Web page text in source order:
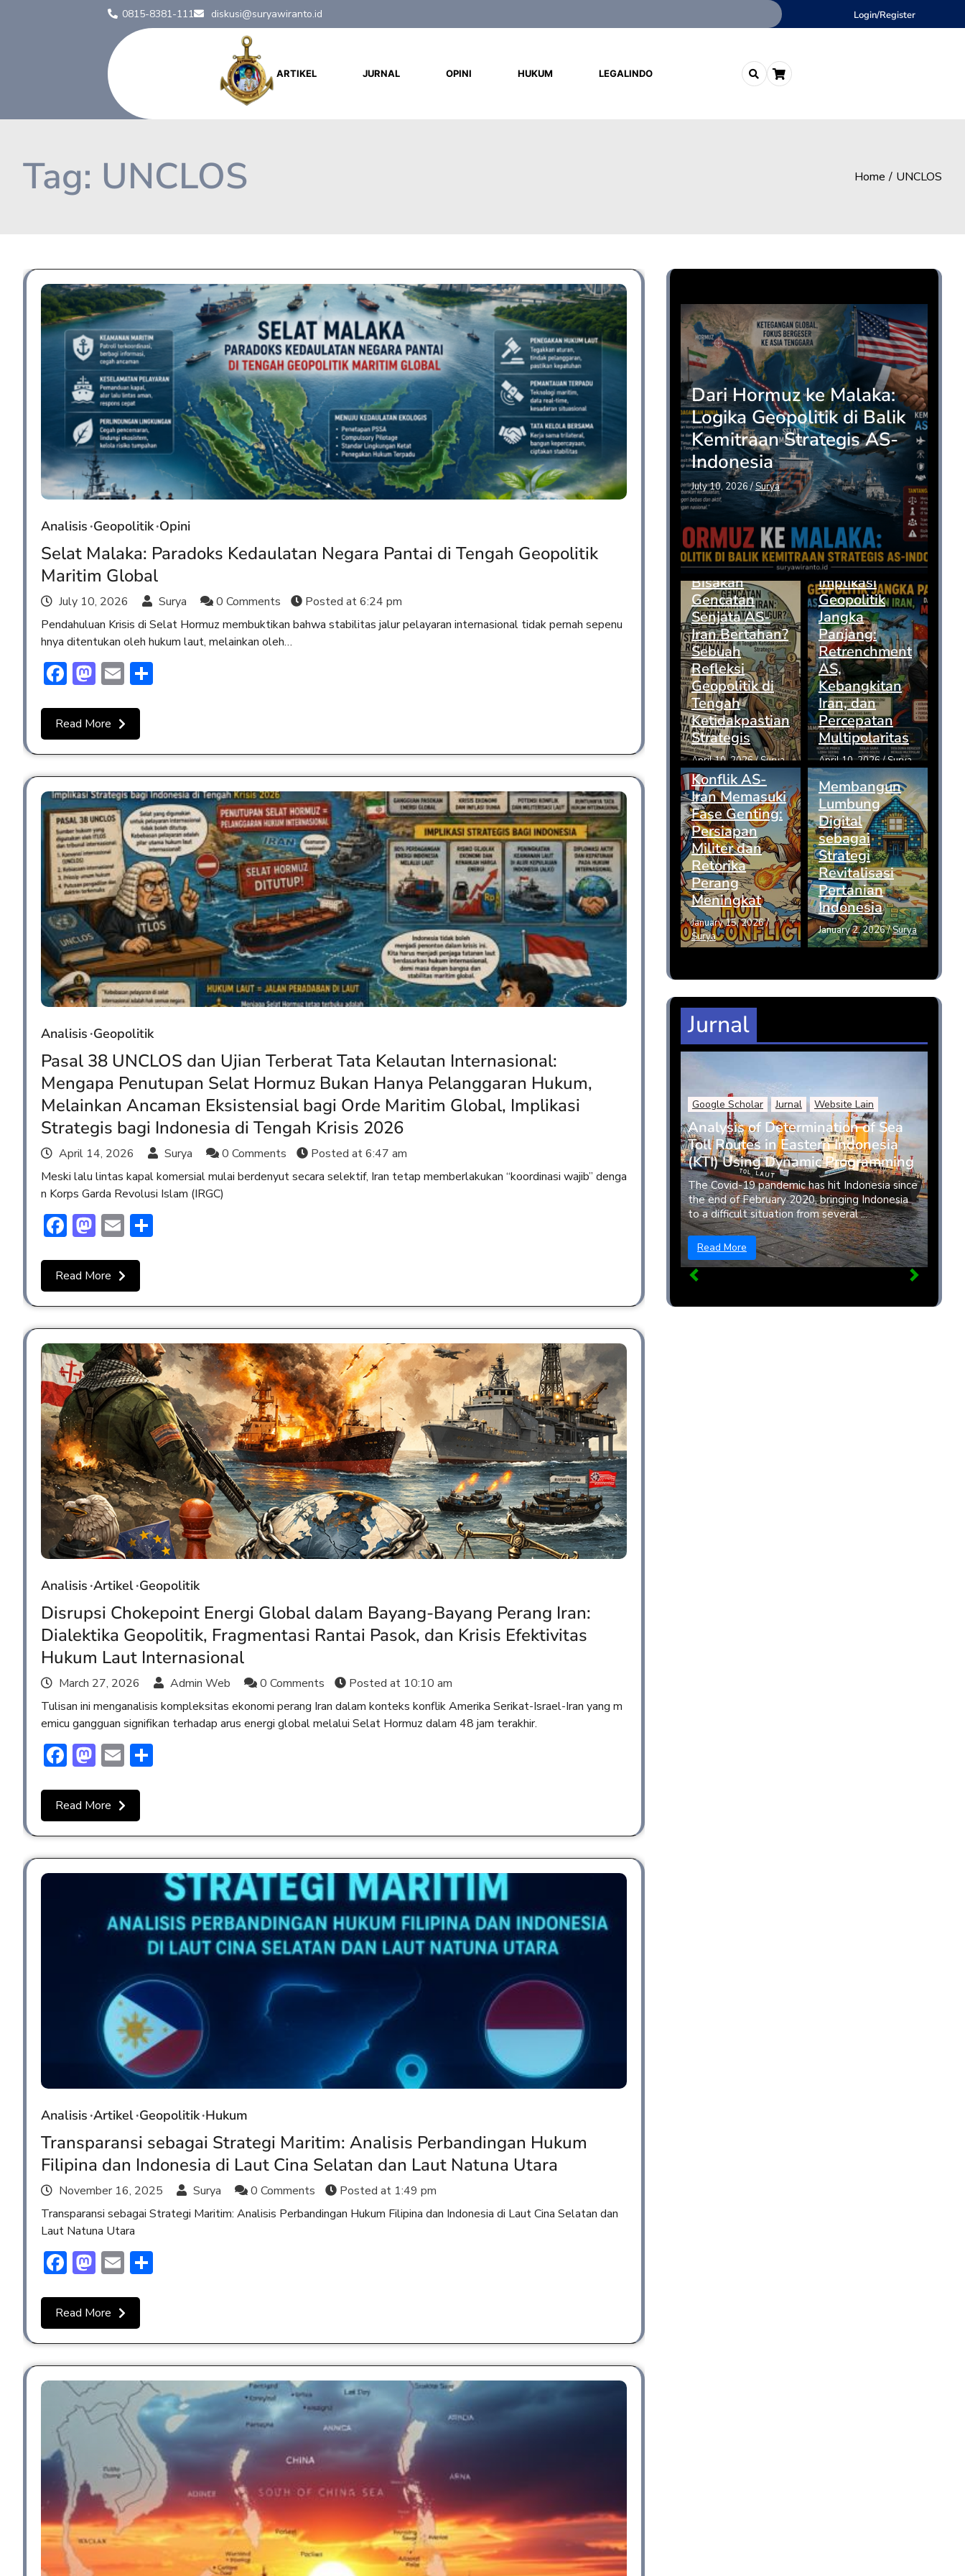
0815-8381-111 diskusi@suryawiranto.id Login/Register
ARTIKEL JURNAL OPINI HUKUM LEGALINDO
Tag: UNCLOS Home UNCLOS
Analisis Geopolitik Opini
Selat Malaka: Paradoks Kedaulatan Negara Pantai di Tengah Geopolitik
Maritim Global
July 10, 2026 Surya 0 Comments Posted at6:24 pm
Pendahuluan Krisis di Selat Hormuz membuktikan bahwa stabilitas jalur pelayaran internasional tidak pernah sepenu
hnya ditentukan oleh hukum laut, melainkan oleh…
Facebook
Mastodon
Email
Read More
Analisis Geopolitik
Pasal 38 UNCLOS dan Ujian Terberat Tata Kelautan Internasional:
Mengapa Penutupan Selat Hormuz Bukan Hanya Pelanggaran Hukum,
Melainkan Ancaman Eksistensial bagi Orde Maritim Global, Implikasi
Strategis bagi Indonesia di Tengah Krisis 2026
April 14, 2026 Surya 0 Comments Posted at6:47 am
Meski lalu lintas kapal komersial mulai berdenyut secara selektif, Iran tetap memberlakukan “koordinasi wajib” denga
n Korps Garda Revolusi Islam (IRGC)
Facebook
Mastodon
Email
Read More
Analisis Artikel Geopolitik
Disrupsi Chokepoint Energi Global dalam Bayang-Bayang Perang Iran:
Dialektika Geopolitik, Fragmentasi Rantai Pasok, dan Krisis Efektivitas
Hukum Laut Internasional
March 27, 2026 Admin Web 0 Comments Posted at 10:10 am
Tulisan ini menganalisis kompleksitas ekonomi perang Iran dalam konteks konflik Amerika Serikat-Israel-Iran yang m
emicu gangguan signifikan terhadap arus energi global melalui Selat Hormuz dalam 48 jam terakhir.
Facebook
Mastodon
Email
Read More
Analisis Artikel Geopolitik Hukum
Transparansi sebagai Strategi Maritim: Analisis Perbandingan Hukum
Filipina dan Indonesia di Laut Cina Selatan dan Laut Natuna Utara
November 16, 2025 Surya 0 Comments Posted at 1:49 pm
Transparansi sebagai Strategi Maritim: Analisis Perbandingan Hukum Filipina dan Indonesia di Laut Cina Selatan dan
Laut Natuna Utara
Facebook
Mastodon
Email
Read More
Dari Hormuz ke Malaka:
Logika Geopolitik di Balik
Kemitraan Strategis AS-
Indonesia
July 10, 2026/Surya
Bisakah
Gencatan
Senjata AS-
Iran Bertahan?
Sebuah
Refleksi
Geopolitik di
Tengah
Ketidakpastian
Strategis
April 10, 2026/Surya
Implikasi
Geopolitik
Jangka
Panjang:
Retrenchment
AS,
Kebangkitan
Iran, dan
Percepatan
Multipolaritas
April 10, 2026/Surya
Konflik AS-
Iran Memasuki
Fase Genting:
Persiapan
Militer dan
Retorika
Perang
Meningkat
January 15, 2026/
Surya
Membangun
Lumbung
Digital
sebagai
Strategi
Revitalisasi
Pertanian
Indonesia
January 2, 2026/Surya
Jurnal
Google Scholar Jurnal Website Lain
Analysis of Determination of Sea
Toll Routes in Eastern Indonesia
(KTI) Using Dynamic Programming
The Covid-19 pandemic has hit Indonesia since
the end of February 2020, bringing Indonesia
to a difficult situation from several ...
Read More